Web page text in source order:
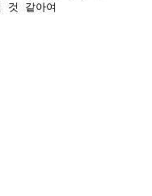
것 같아여